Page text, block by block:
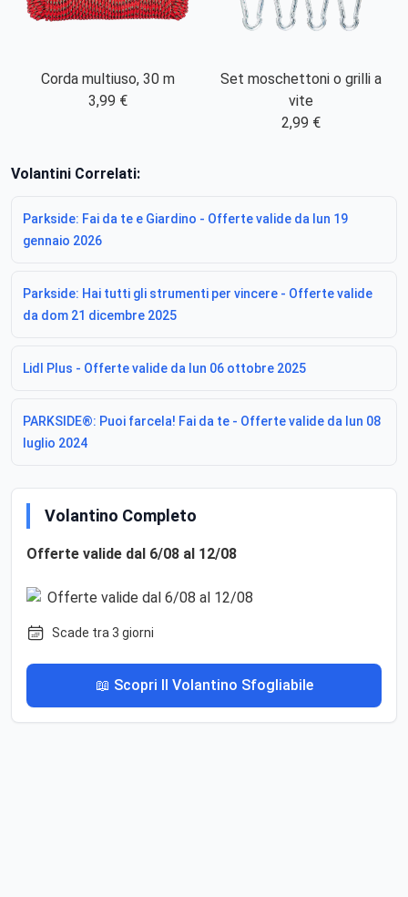
Corda multiuso, 30 m
3,99 €
Set moschettoni o grilli a
vite
2,99 €
Volantini Correlati:
Parkside: Fai da te e Giardino - Offerte valide da lun 19
gennaio 2026
Parkside: Hai tutti gli strumenti per vincere - Offerte valide
da dom 21 dicembre 2025
Lidl Plus - Offerte valide da lun 06 ottobre 2025
PARKSIDE®: Puoi farcela! Fai da te - Offerte valide da lun 08
luglio 2024
Volantino Completo
Offerte valide dal 6/08 al 12/08
Scade tra 3 giorni
📖 Scopri Il Volantino Sfogliabile